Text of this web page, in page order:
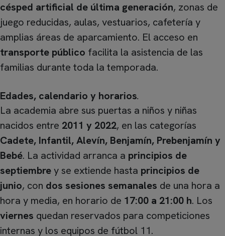
césped artificial de última generación, zonas de
juego reducidas, aulas, vestuarios, cafetería y
amplias áreas de aparcamiento. El acceso en
transporte público facilita la asistencia de las
familias durante toda la temporada.
Edades, calendario y horarios.
La academia abre sus puertas a niños y niñas
nacidos entre 2011 y 2022, en las categorías
Cadete, Infantil, Alevín, Benjamín, Prebenjamín y
Bebé. La actividad arranca a principios de
septiembrey se extiende hasta principios de
junio, con dos sesiones semanales de una hora a
hora y media, en horario de 17:00 a 21:00 h. Los
viernes quedan reservados para competiciones
internas y los equipos de fútbol 11.